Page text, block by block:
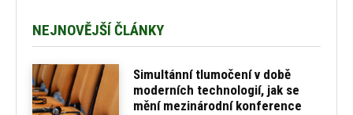
NEJNOVĚJŠÍ ČLÁNKY
Simultánní tlumočení v době
moderních technologií, jak se
mění mezinárodní konference